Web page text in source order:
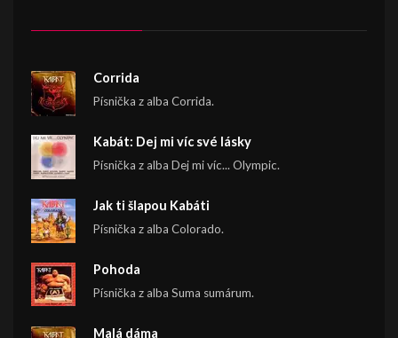
Corrida
Písnička z alba Corrida.
Kabát: Dej mi víc své lásky
Písnička z alba Dej mi víc... Olympic.
Jak ti šlapou Kabáti
Písnička z alba Colorado.
Pohoda
Písnička z alba Suma sumárum.
Malá dáma